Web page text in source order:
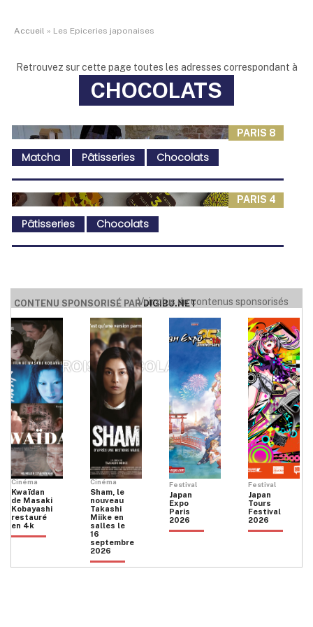
Accueil » Les Epiceries japonaises
Retrouvez sur cette page toutes les adresses correspondant à
CHOCOLATS
PARIS 8
ATELIER PAGES
Matcha Pâtisseries Chocolats
PARIS 4
LES TROIS CHOCOLATS
Pâtisseries Chocolats
CONTENU SPONSORISÉ PARDIGIBU.NET
Voir plus de contenus sponsorisés
Cinéma
Kwaïdan
de Masaki
Kobayashi
restauré
en 4k
Cinéma
Sham, le
nouveau
Takashi
Miike en
salles le
16
septembre
2026
Festival
Japan
Expo
Paris
2026
Festival
Japan
Tours
Festival
2026